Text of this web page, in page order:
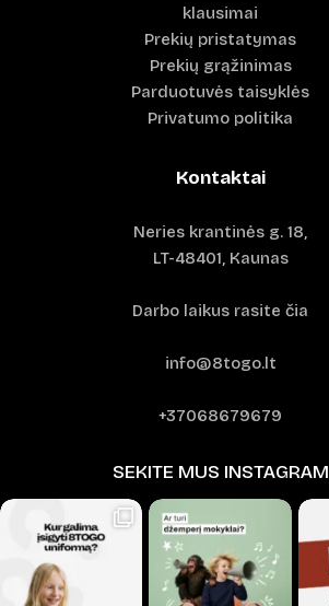
klausimai
Prekių pristatymas
Prekių grąžinimas
Parduotuvės taisyklės
Privatumo politika
Kontaktai
Neries krantinės g. 18,
LT-48401, Kaunas
Darbo laikus rasite čia
info@8togo.lt
+37068679679
SEKITE MUS INSTAGRAM